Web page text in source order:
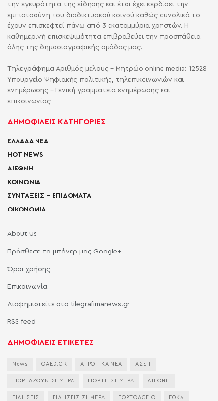
την εγκυρότητα της είδησης και έτσι έχει κερδίσει την
εμπιστοσύνη του διαδικτυακού κοινού καθώς συνολικά το
έχουν επισκεφτεί πάνω από 3 εκατομμύρια χρηστών. Η
καθημερινή επισκεψιμότητα επιβραβεύει την προσπάθεια
όλης της δημοσιογραφικής ομάδας μας.
Τηλεγράφημα Αριθμός μέλους - Μητρώο online media: 12528
Υπουργείο Ψηφιακής πολιτικής, τηλεπικοινωνιών και
ενημέρωσης - Γενική γραμματεία ενημέρωσης και
επικοινωνίας
ΔΗΜΟΦΙΛΕΙΣ ΚΑΤΗΓΟΡΙΕΣ
ΕΛΛΑΔΑ ΝΕΑ
HOT NEWS
ΔΙΕΘΝΗ
ΚΟΙΝΩΝΙΑ
ΣΥΝΤΑΞΕΙΣ – ΕΠΙΔΟΜΑΤΑ
ΟΙΚΟΝΟΜΙΑ
About Us
Πρόσθεσε το μπάνερ μας Google+
Όροι χρήσης
Επικοινωνία
Διαφημιστείτε στο tilegrafimanews.gr
RSS feed
ΔΗΜΟΦΙΛΕΙΣ ΕΤΙΚΕΤΕΣ
News OAED.GR ΑΓΡΟΤΙΚΑ ΝΕΑ ΑΣΕΠ
ΓΙΟΡΤΑΖΟΥΝ ΣΗΜΕΡΑ ΓΙΟΡΤΗ ΣΗΜΕΡΑ ΔΙΕΘΝΗ
ΕΙΔΗΣΕΙΣ ΕΙΔΗΣΕΙΣ ΣΗΜΕΡΑ ΕΟΡΤΟΛΟΓΙΟ ΕΦΚΑ